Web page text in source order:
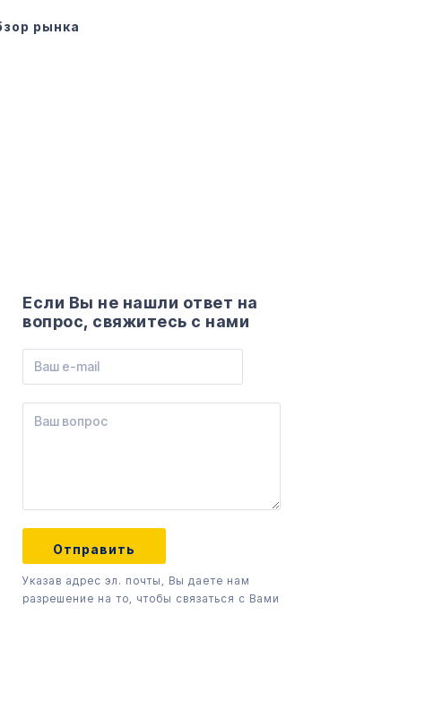
рынка
Если Вы не нашли ответ на
вопрос, свяжитесь с нами
Указав адрес эл. почты, Вы даете нам
разрешение на то, чтобы связаться с Вами